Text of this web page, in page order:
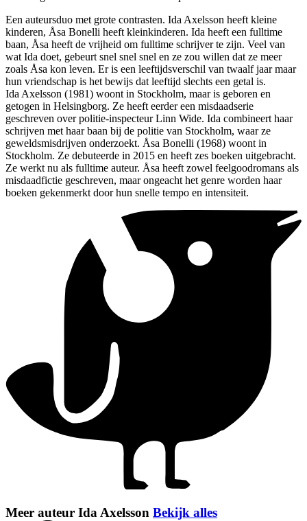
Een auteursduo met grote contrasten. Ida Axelsson heeft kleine
kinderen, Åsa Bonelli heeft kleinkinderen. Ida heeft een fulltime
baan, Åsa heeft de vrijheid om fulltime schrijver te zijn. Veel van
wat Ida doet, gebeurt snel snel snel en ze zou willen dat ze meer
zoals Åsa kon leven. Er is een leeftijdsverschil van twaalf jaar maar
hun vriendschap is het bewijs dat leeftijd slechts een getal is.
Ida Axelsson (1981) woont in Stockholm, maar is geboren en
getogen in Helsingborg. Ze heeft eerder een misdaadserie
geschreven over politie-inspecteur Linn Wide. Ida combineert haar
schrijven met haar baan bij de politie van Stockholm, waar ze
geweldsmisdrijven onderzoekt. Åsa Bonelli (1968) woont in
Stockholm. Ze debuteerde in 2015 en heeft zes boeken uitgebracht.
Ze werkt nu als fulltime auteur. Åsa heeft zowel feelgoodromans als
misdaadfictie geschreven, maar ongeacht het genre worden haar
boeken gekenmerkt door hun snelle tempo en intensiteit.
Meer auteur Ida Axelsson Bekijk alles